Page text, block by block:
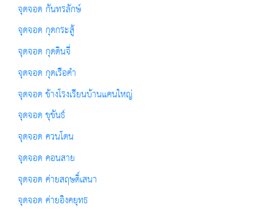
จุดจอด กันทรลักษ์
จุดจอด กุดกระสู้
จุดจอด กุดดินจี่
จุดจอด กุดเรือคำ
จุดจอด ข้างโรงเรียนบ้านแคนใหญ่
จุดจอด ขุขันธ์
จุดจอด ควนโดน
จุดจอด คอนสาย
จุดจอด ค่ายสฤษดิ์เสนา
จุดจอด ค่ายอิงคยุทธ